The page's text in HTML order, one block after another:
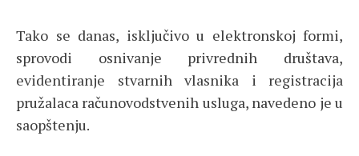
Tako se danas, isključivo u elektronskoj formi,
sprovodi osnivanje privrednih društava,
evidentiranje stvarnih vlasnika i registracija
pružalaca računovodstvenih usluga, navedeno je u
saopštenju.